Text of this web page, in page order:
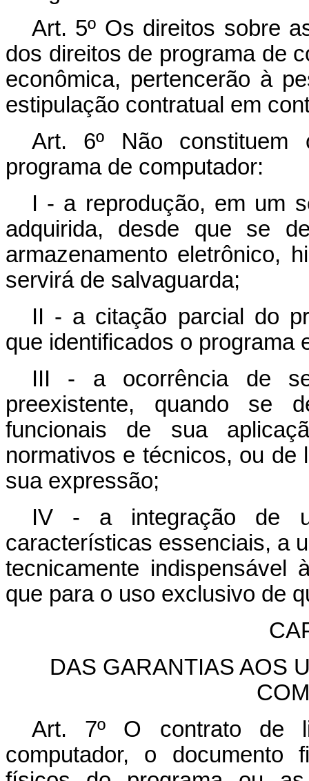
Art. 5º Os direitos sobre
dos direitos de programa de
econômica, pertencerão à
estipulação contratual em
Art. 6º Não
programa de computador:
I - a reprodução, em um
adquirida, desde que se
armazenamento eletrônico,
servirá de salvaguarda;
II - a citação parcial do
que identificados o programa
III - a ocorrência de
preexistente, quando se
funcionais de sua
normativos e técnicos, ou de
sua expressão;
IV - a integração de
características essenciais, a
tecnicamente indispensável
que para o uso exclusivo de
DAS GARANTIAS AOS
Art. 7º O contrato de
computador, o documento